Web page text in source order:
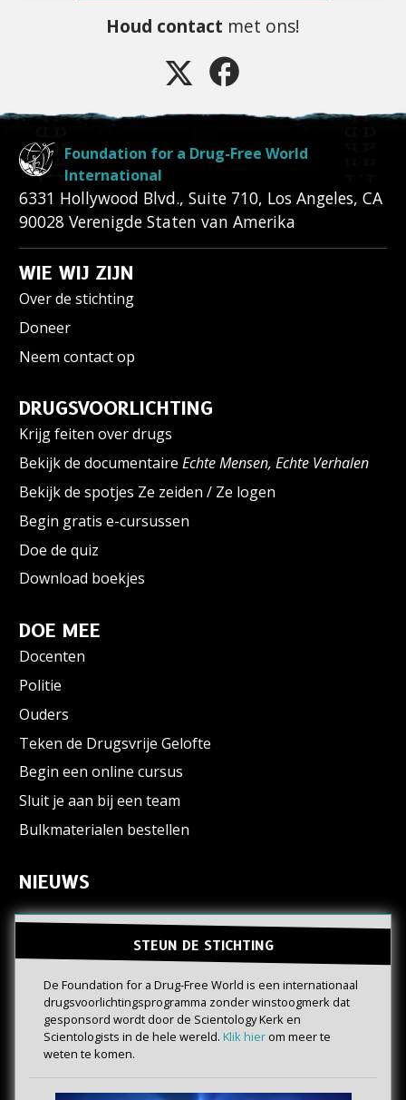
Houd contact met ons!
Foundation for a Drug-Free World
International
6331 Hollywood Blvd., Suite 710, Los Angeles, CA
90028 Verenigde Staten van Amerika
WIE WIJ ZIJN
Over de stichting
Doneer
Neem contact op
DRUGSVOORLICHTING
Krijg feiten over drugs
Bekijk de documentaire Echte Mensen, Echte Verhalen
Bekijk de spotjes Ze zeiden / Ze logen
Begin gratis e-cursussen
Doe de quiz
Download boekjes
DOE MEE
Docenten
Politie
Ouders
Teken de Drugsvrije Gelofte
Begin een online cursus
Sluit je aan bij een team
Bulkmaterialen bestellen
NIEUWS
STEUN DE STICHTING
De Foundation for a Drug-Free World is een internationaal
drugs­voorlichtings­programma zonder winstoogmerk dat
gesponsord wordt door de Scientology Kerk en
Scientologists in de hele wereld. Klik hier om meer te
weten te komen.